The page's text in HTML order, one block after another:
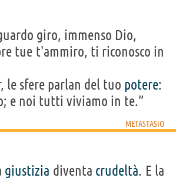
giro, immenso Dio,
tue t'ammiro, ti riconosco in
le sfere parlan del tuo potere:
e noi tutti viviamo in te.”
METASTASIO
giustizia diventa crudeltà. E la